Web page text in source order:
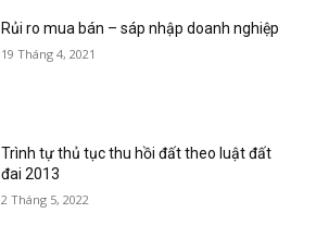
Rủi ro mua bán – sáp nhập doanh nghiệp
19 Tháng 4, 2021
Trình tự thủ tục thu hồi đất theo luật đất
đai 2013
2 Tháng 5, 2022